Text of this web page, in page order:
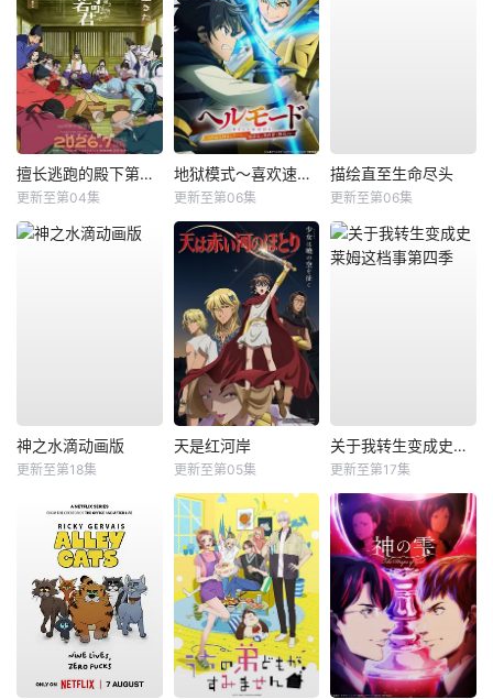
擅长逃跑的殿下第二季
更新至第04集
地狱模式～喜欢速通游戏的玩家在废设定异世界无双～第2季
更新至第06集
描绘直至生命尽头
更新至第06集
神之水滴动画版
更新至第18集
天是红河岸
更新至第05集
关于我转生变成史莱姆这档事第四季
更新至第17集